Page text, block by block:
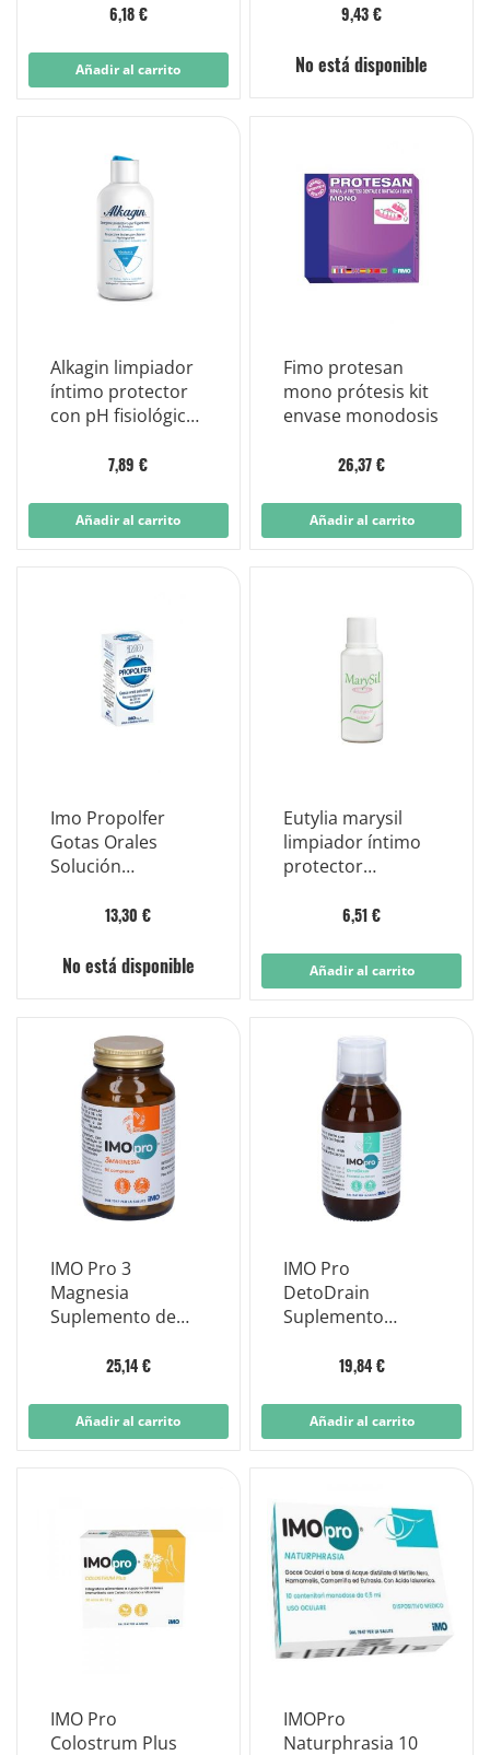
preadolescentes
6,18 €
Añadir al carrito
9,43 €
No está disponible
Alkagin limpiador
íntimo protector
con pH fisiológico
7,89 €
Añadir al carrito
Fimo protesan
mono prótesis kit
envase monodosis
26,37 €
Añadir al carrito
Imo Propolfer
Gotas Orales
Solución
13,30 €
No está disponible
Eutylia marysil
limpiador íntimo
protector
6,51 €
Añadir al carrito
IMO Pro 3
Magnesia
Suplemento de
comprimidos
25,14 €
Añadir al carrito
IMO Pro
DetoDrain
Suplemento
19,84 €
Añadir al carrito
IMO Pro
Colostrum Plus
IMOPro
Naturphrasia 10